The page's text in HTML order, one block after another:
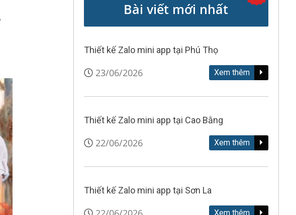
Bài viết mới nhất
Thiết kế Zalo mini app tại Phú Thọ
23/06/2026 Xem thêm
Thiết kế Zalo mini app tại Cao Bằng
22/06/2026 Xem thêm
Thiết kế Zalo mini app tại Sơn La
Xem thêm